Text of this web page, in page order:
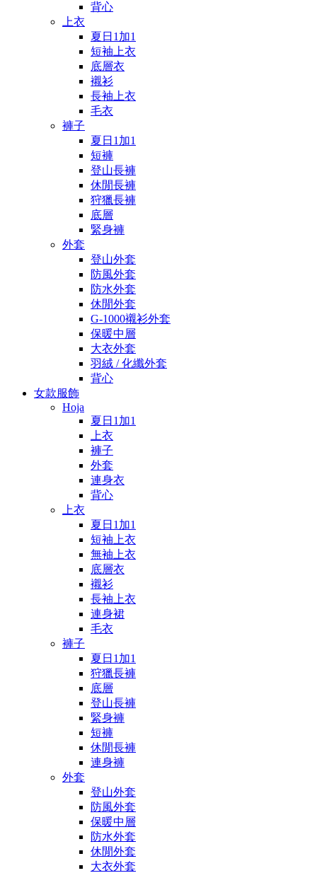
背心
上衣
夏日1加1
短袖上衣
底層衣
襯衫
長袖上衣
毛衣
褲子
夏日1加1
短褲
登山長褲
休閒長褲
狩獵長褲
底層
緊身褲
外套
登山外套
防風外套
防水外套
休閒外套
G-1000襯衫外套
保暖中層
大衣外套
羽絨 / 化纖外套
背心
女款服飾
Hoja
夏日1加1
上衣
褲子
外套
連身衣
背心
上衣
夏日1加1
短袖上衣
無袖上衣
底層衣
襯衫
長袖上衣
連身裙
毛衣
褲子
夏日1加1
狩獵長褲
底層
登山長褲
緊身褲
短褲
休閒長褲
連身褲
外套
登山外套
防風外套
保暖中層
防水外套
休閒外套
大衣外套